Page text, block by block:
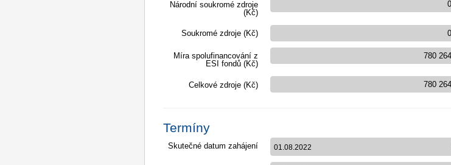
Národní soukromé zdroje
(Kč)
Soukromé zdroje (Kč)
Míra spolufinancování z
ESI fondů (Kč)
Celkové zdroje (Kč)
Termíny
Skutečné datum zahájení